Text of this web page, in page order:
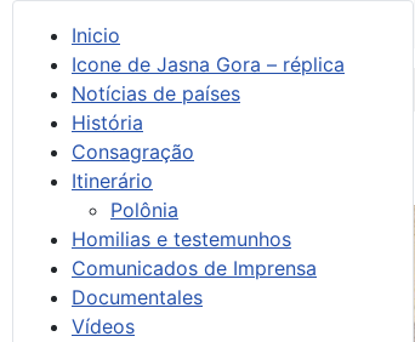
Inicio
Icone de Jasna Gora – réplica
Notícias de países
História
Consagração
Itinerário
Polônia
Homilias e testemunhos
Comunicados de Imprensa
Documentales
Vídeos